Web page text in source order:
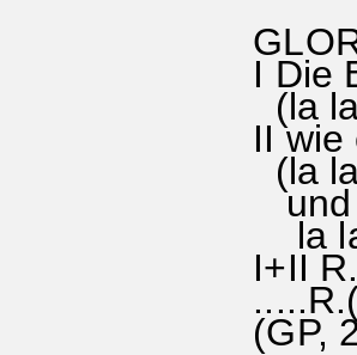
I Die
(la
II wie
(la
und
la la
I+II
(GP,